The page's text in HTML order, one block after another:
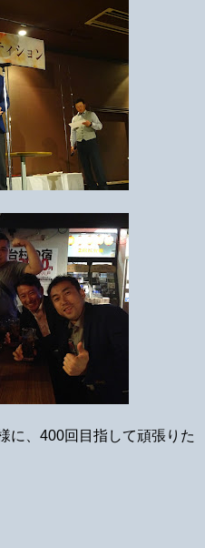
に、400回目指して頑張りた